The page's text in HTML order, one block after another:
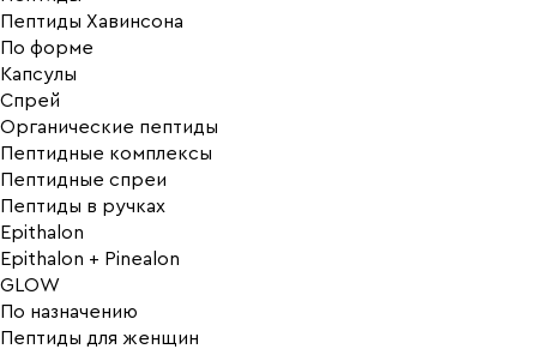
Пептиды Хавинсона
По форме
Капсулы
Спрей
Органические пептиды
Пептидные комплексы
Пептидные спреи
Пептиды в ручках
Epithalon
Epithalon + Pinealon
GLOW
По назначению
Пептиды для женщин